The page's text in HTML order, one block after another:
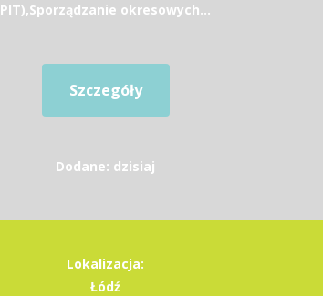
PIT),Sporządzanie okresowych...
Szczegóły
Dodane: dzisiaj
Lokalizacja:
Łódź